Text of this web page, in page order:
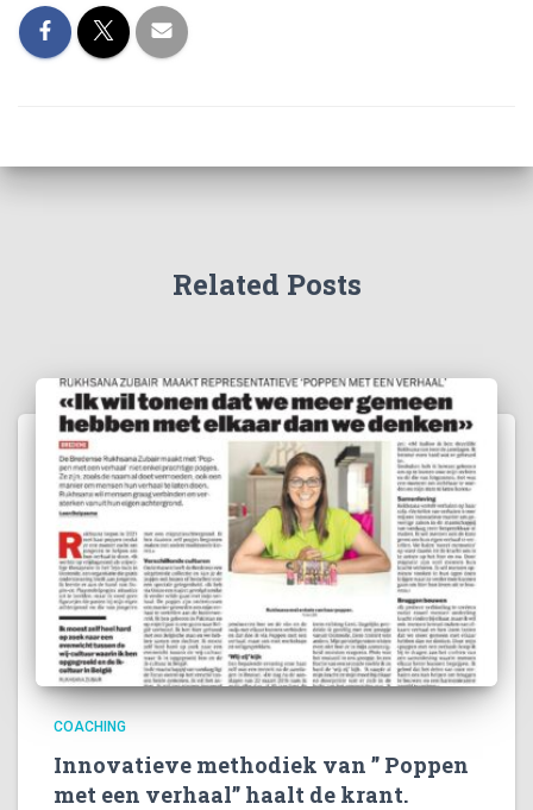
Related Posts
COACHING
Innovatieve methodiek van ” Poppen
met een verhaal” haalt de krant.